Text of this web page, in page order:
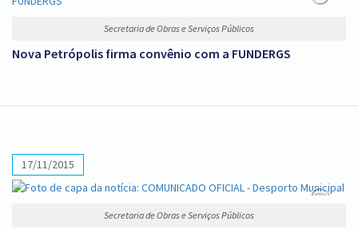
Secretaria de Obras e Serviços Públicos
Nova Petrópolis firma convênio com a FUNDERGS
17/11/2015
Secretaria de Obras e Serviços Públicos